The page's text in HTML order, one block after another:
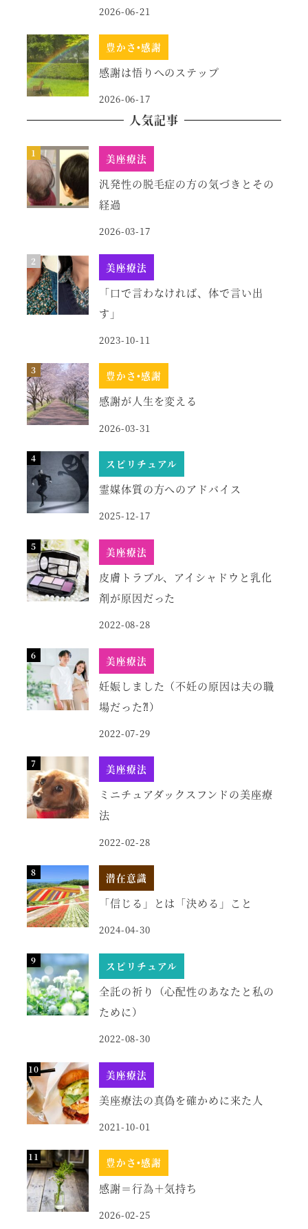
2026-06-21
豊かさ•感謝
感謝は悟りへのステップ
2026-06-17
人気記事
美座療法
汎発性の脱毛症の方の気づきとその
経過
2026-03-17
美座療法
「口で言わなければ、体で言い出
す」
2023-10-11
豊かさ•感謝
感謝が人生を変える
2026-03-31
スピリチュアル
霊媒体質の方へのアドバイス
2025-12-17
美座療法
皮膚トラブル、アイシャドウと乳化
剤が原因だった
2022-08-28
美座療法
妊娠しました（不妊の原因は夫の職
場だった⁈）
2022-07-29
美座療法
ミニチュアダックスフンドの美座療
法
2022-02-28
潜在意識
「信じる」とは「決める」こと
2024-04-30
スピリチュアル
全託の祈り（心配性のあなたと私の
ために）
2022-08-30
美座療法
美座療法の真偽を確かめに来た人
2021-10-01
豊かさ•感謝
感謝＝行為＋気持ち
2026-02-25